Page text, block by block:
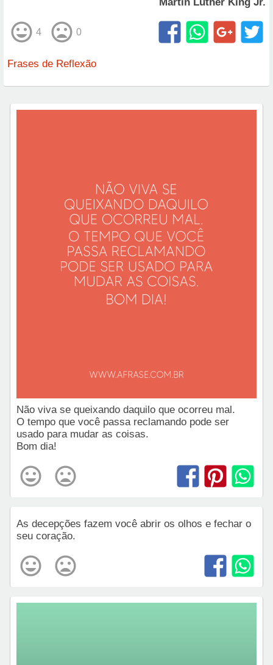
4 0
Frases de Reflexão
Não viva se queixando daquilo que ocorreu mal.
O tempo que você passa reclamando pode ser
usado para mudar as coisas.
Bom dia!
As decepções fazem você abrir os olhos e fechar o
seu coração.